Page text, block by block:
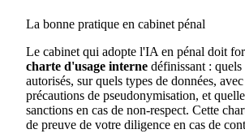
La bonne pratique en cabinet pénal
Le cabinet qui adopte l'IA en pénal doit
charte d'usage interne définissant :
autorisés, sur quels types de données,
précautions de pseudonymisation, et
sanctions en cas de non-respect. Cette
de preuve de votre diligence en cas de